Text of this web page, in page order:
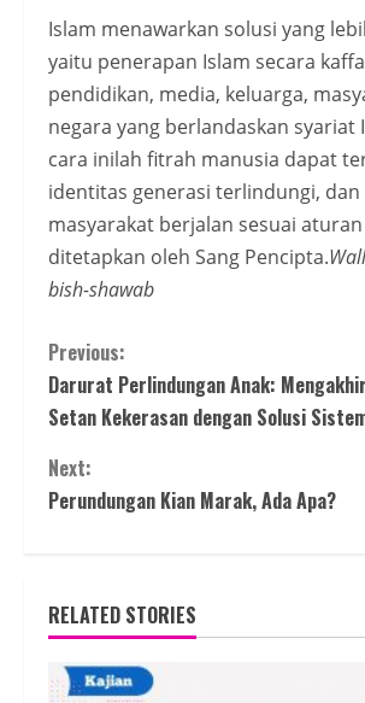
Islam menawarkan solusi yang
yaitu penerapan Islam secara
pendidikan, media, keluarga,
negara yang berlandaskan syariat
cara inilah fitrah manusia dapat
identitas generasi terlindungi,
masyarakat berjalan sesuai
ditetapkan oleh Sang Pencipta.
bish-shawab
Continue
Reading
Previous:
Darurat Perlindungan Anak:
Setan Kekerasan dengan Solusi
Next:
Perundungan Kian Marak, Ada Apa?
RELATED STORIES